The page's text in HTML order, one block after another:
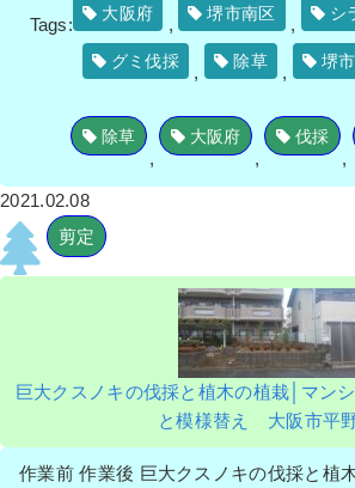
Tags:
大阪府
,
堺市南区
,
シ
グミ伐採
,
除草
,
堺市
除草
,
大阪府
,
伐採
,
2021.02.08
剪定
巨大クスノキの伐採と植木の植栽│マン
と模様替え 大阪市平
作業前 作業後 巨大クスノキの伐採と植